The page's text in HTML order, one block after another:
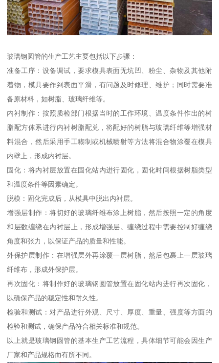
玻璃钢圆管的生产工艺主要包括以下步骤：
准备工序：设备调试，要求模具表面无坑凹、粉尘、杂物及其他附
着物，模具要作到表面平滑，有问题及时修理、维护；同时需要准
备原材料，如树脂、玻璃纤维等。
内衬制作：按照质检部门根据当时的工作环境、温度条件作出的树
脂配方体系进行内衬树脂配兑，将配好的树脂与玻璃纤维等增强材
料混合，然后采用手工糊制或机械喷射等方法将混合物涂覆在模具
内壁上，形成内衬层。
固化：将内衬层放置在固化站内进行固化，固化时间根据树脂类型
和温度条件等因素确定。
脱模：固化完成后，从模具中脱出内衬层。
增强层制作：将切好的玻璃纤维布涂上树脂，然后按照一定的角度
和层数缠绕在内衬层上，形成增强层。缠绕过程中需要控制好缠绕
角度和张力，以保证产品的质量和性能。
外保护层制作：在增强层外再涂覆一层树脂，然后包裹上一层玻璃
纤维布，形成外保护层。
再次固化：将制作好的玻璃钢圆管放置在固化站内进行再次固化，
以确保产品的稳定性和耐久性。
检验和测试：对产品进行外观、尺寸、厚度、重量、强度等方面的
检验和测试，确保产品符合相关标准和规范。
以上就是玻璃钢圆管的基本生产工艺流程，具体细节可能会因生产
厂家和产品规格而有所不同。